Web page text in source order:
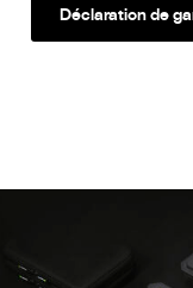
Déclaration de